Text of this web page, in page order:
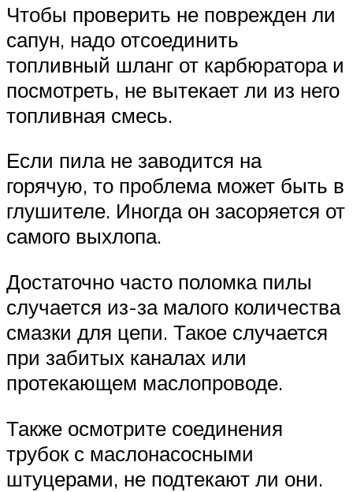
Чтобы проверить не поврежден ли
сапун, надо отсоединить
топливный шланг от карбюратора и
посмотреть, не вытекает ли из него
топливная смесь.
Если пила не заводится на
горячую, то проблема может быть в
глушителе. Иногда он засоряется от
самого выхлопа.
Достаточно часто поломка пилы
случается из-за малого количества
смазки для цепи. Такое случается
при забитых каналах или
протекающем маслопроводе.
Также осмотрите соединения
трубок с маслонасосными
штуцерами, не подтекают ли они.